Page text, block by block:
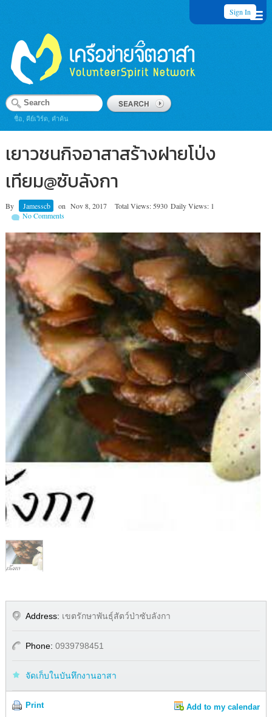
Sign In
ชื่อ, คีย์เวิร์ด, คำค้น
เยาวชนกิจอาสาสร้างฝายโป่ง
เทียม@ซับลังกา
By Jamesscb on Nov 8, 2017 Total Views: 5930 Daily Views: 1
No Comments
1
Address: เขตรักษาพันธุ์สัตว์ป่าซับลังกา
Phone: 0939798451
จัดเก็บในบันทึกงานอาสา
Print Add to my calendar